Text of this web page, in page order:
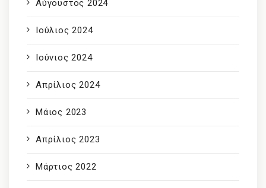
Αύγουστος 2024
Ιούλιος 2024
Ιούνιος 2024
Απρίλιος 2024
Μάιος 2023
Απρίλιος 2023
Μάρτιος 2022